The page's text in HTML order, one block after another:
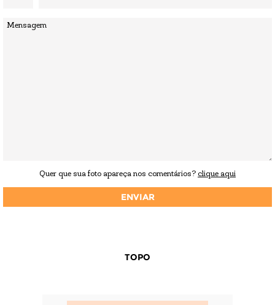
Quer que sua foto apareça nos comentários? clique aqui
TOPO